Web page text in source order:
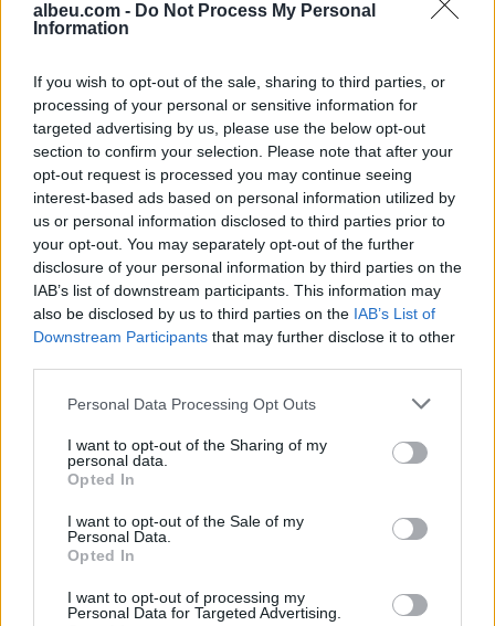
albeu.com - Do Not Process My Personal
Information
If you wish to opt-out of the sale, sharing to third parties, or
processing of your personal or sensitive information for
targeted advertising by us, please use the below opt-out
section to confirm your selection. Please note that after your
opt-out request is processed you may continue seeing
interest-based ads based on personal information utilized by
us or personal information disclosed to third parties prior to
your opt-out. You may separately opt-out of the further
disclosure of your personal information by third parties on the
IAB’s list of downstream participants. This information may
also be disclosed by us to third parties on the IAB’s List of
Downstream Participants that may further disclose it to other
Personal Data Processing Opt Outs
I want to opt-out of the Sharing of my
personal data.
Opted In
I want to opt-out of the Sale of my
Personal Data.
Opted In
I want to opt-out of processing my
Personal Data for Targeted Advertising.
dhe flakët u përhapën drejt
malit
Esim for Global
Esim for USA|Esim for Italy| Esim for Spain|Esim